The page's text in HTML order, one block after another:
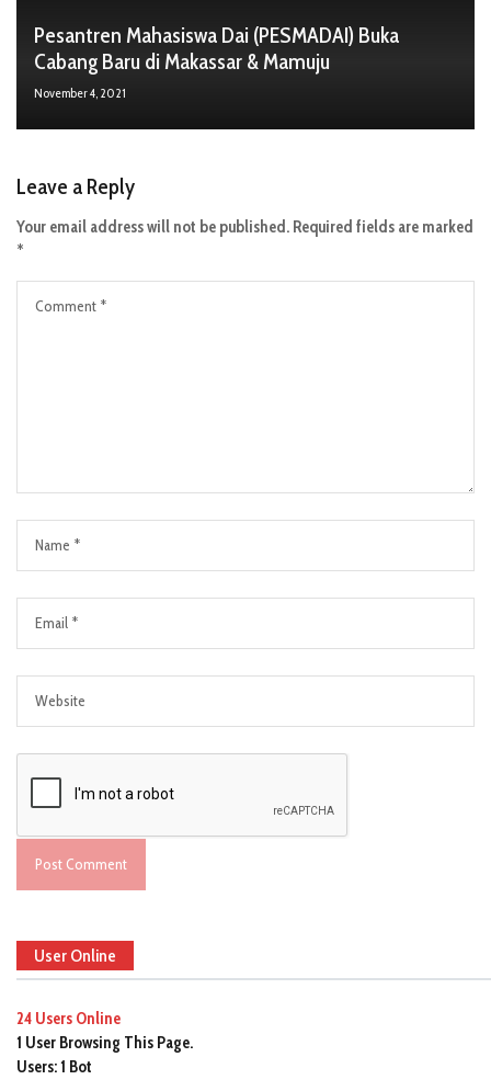
Pesantren Mahasiswa Dai (PESMADAI) Buka
Cabang Baru di Makassar & Mamuju
November 4, 2021
Leave a Reply
Your email address will not be published. Required fields are marked
*
User Online
24 Users Online
1 User Browsing This Page.
Users:1 Bot